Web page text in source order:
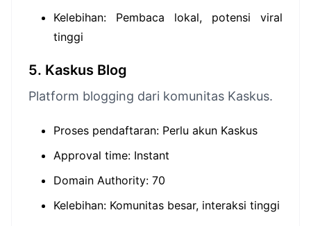
Kelebihan: Pembaca lokal, potensi viral
tinggi
5. Kaskus Blog
Platform blogging dari komunitas Kaskus.
Proses pendaftaran: Perlu akun Kaskus
Approval time: Instant
Domain Authority: 70
Kelebihan: Komunitas besar, interaksi tinggi